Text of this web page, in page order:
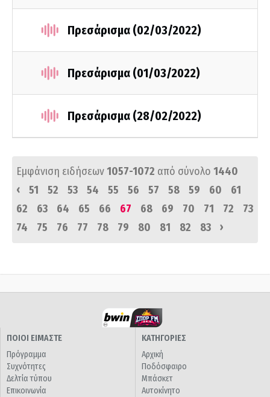
Πρεσάρισμα (02/03/2022)
Πρεσάρισμα (01/03/2022)
Πρεσάρισμα (28/02/2022)
Εμφάνιση ειδήσεων1057-1072 από σύνολο 1440
‹
51 52 53 54 55 56 57 58 59 60
61
62
63 64 65 66 67 68 69 70 71 72
73
74
75 76 77 78 79 80 81 82 83 ›
ΠΟΙΟΙ ΕΙΜΑΣΤΕ
Πρόγραμμα
Συχνότητες
Δελτία τύπου
Επικοινωνία
ΚΑΤΗΓΟΡΙΕΣ
Αρχική
Ποδόσφαιρο
Μπάσκετ
Αυτοκίνητο